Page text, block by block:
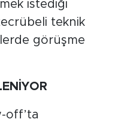
istediği
teknik
görüşme
off’ta